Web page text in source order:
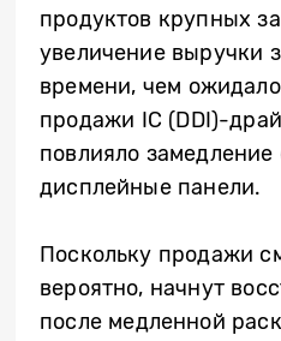
продуктов крупных
увеличение выручки
времени, чем
продажи IC (DDI)-
повлияло замедление
дисплейные панели.
Поскольку продажи
вероятно, начнут
после медленной